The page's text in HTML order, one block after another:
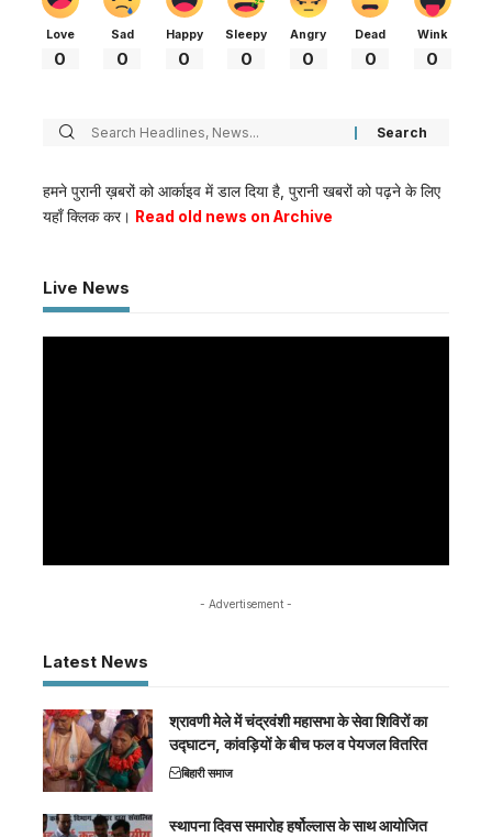
Love
0
Sad
0
Happy
0
Sleepy
0
Angry
0
Dead
0
Wink
0
हमने पुरानी ख़बरों को आर्काइव में डाल दिया है, पुरानी खबरों को पढ़ने के लिए
यहाँ क्लिक कर। Read old news on Archive
Live News
- Advertisement -
Latest News
श्रावणी मेले में चंद्रवंशी महासभा के सेवा शिविरों का
उद्घाटन, कांवड़ियों के बीच फल व पेयजल वितरित
बिहारी समाज
स्थापना दिवस समारोह हर्षोल्लास के साथ आयोजित